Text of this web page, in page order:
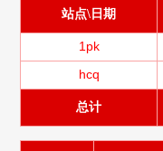
站点\日期
1pk
hcq
总计